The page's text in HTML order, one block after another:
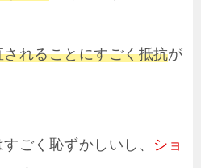
れることにすごく抵抗が
ごく恥ずかしいし、 ショ